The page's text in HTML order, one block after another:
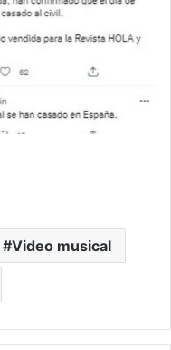
Video musical